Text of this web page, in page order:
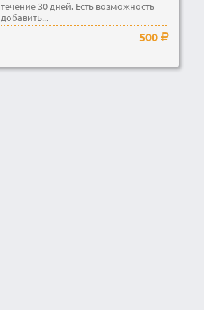
течение 30 дней. Есть возможность
добавить...
500